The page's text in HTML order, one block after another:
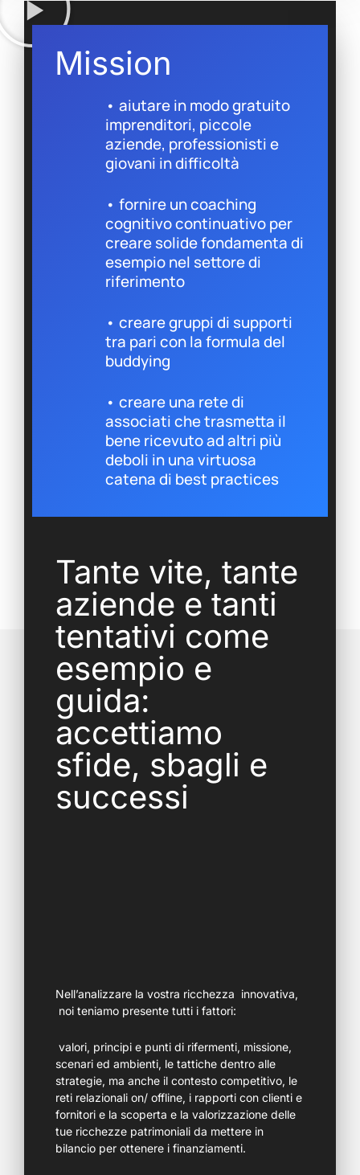
Mission
• aiutare in modo gratuito
imprenditori, piccole
aziende, professionisti e
giovani in difficoltà
• fornire un coaching
cognitivo continuativo per
creare solide fondamenta di
esempio nel settore di
riferimento
• creare gruppi di supporti
tra pari con la formula del
buddying
• creare una rete di
associati che trasmetta il
bene ricevuto ad altri più
deboli in una virtuosa
catena di best practices
Tante vite, tante
aziende e tanti
tentativi come
esempio e
guida:
accettiamo
sfide, sbagli e
successi
Nell’analizzare la vostra ricchezza innovativa,
noi teniamo presente tutti i fattori:
valori, principi e punti di rifermenti, missione,
scenari ed ambienti, le tattiche dentro alle
strategie, ma anche il contesto competitivo, le
reti relazionali on/ offline, i rapporti con clienti e
fornitori e la scoperta e la valorizzazione delle
tue ricchezze patrimoniali da mettere in
bilancio per ottenere i finanziamenti.